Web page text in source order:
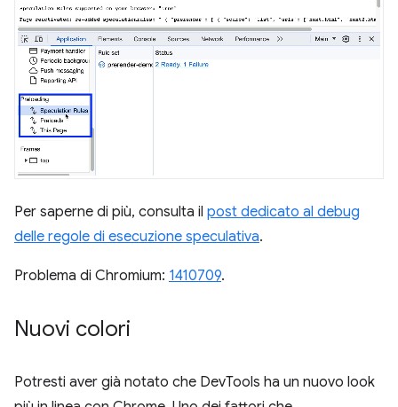
Per saperne di più, consulta il post dedicato al debug
delle regole di esecuzione speculativa.
Problema di Chromium: 1410709.
Nuovi colori
Potresti aver già notato che DevTools ha un nuovo look